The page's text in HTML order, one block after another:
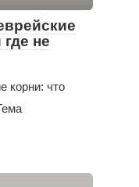
не
корни: что